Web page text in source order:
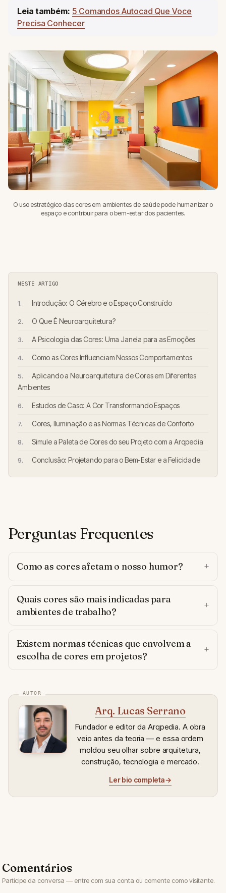
Leia também: 5 Comandos Autocad Que Voce
Precisa Conhecer
O uso estratégico das cores em ambientes de saúde pode humanizar o
espaço e contribuir para o bem-estar dos pacientes.
NESTE ARTIGO
Introdução: O Cérebro e o Espaço Construído
O Que É Neuroarquitetura?
A Psicologia das Cores: Uma Janela para as Emoções
Como as Cores Influenciam Nossos Comportamentos
Aplicando a Neuroarquitetura de Cores em Diferentes
Ambientes
Estudos de Caso: A Cor Transformando Espaços
Cores, Iluminação e as Normas Técnicas de Conforto
Simule a Paleta de Cores do seu Projeto com a Arqpedia
Conclusão: Projetando para o Bem-Estar e a Felicidade
Perguntas Frequentes
Como as cores afetam o nosso humor?
Quais cores são mais indicadas para
ambientes de trabalho?
Existem normas técnicas que envolvem a
escolha de cores em projetos?
Arq. Lucas Serrano
Fundador e editor da Arqpedia. A obra
veio antes da teoria — e essa ordem
moldou seu olhar sobre arquitetura,
construção, tecnologia e mercado.
Ler bio completa→